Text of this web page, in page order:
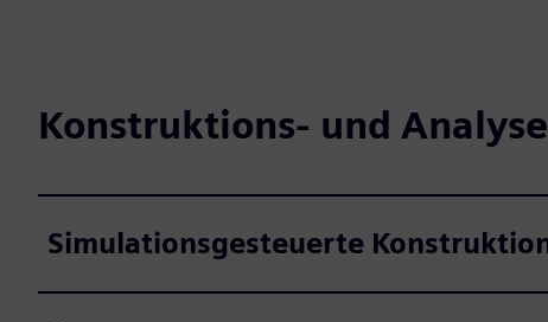
Konstruktions- und
Simulationsgesteuerte